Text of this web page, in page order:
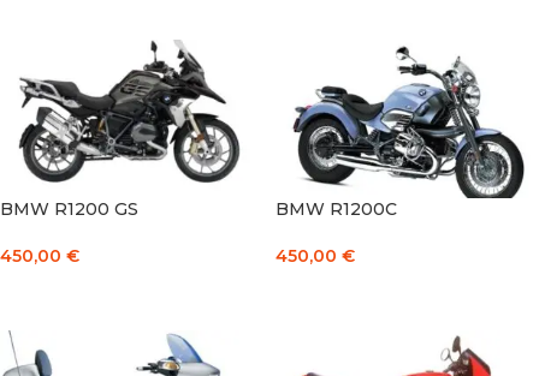
BMW R1200 GS
450,00 €
BMW R1200C
450,00 €